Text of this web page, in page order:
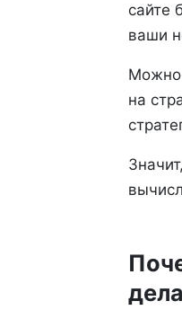
сайте
ваши
Можно
на